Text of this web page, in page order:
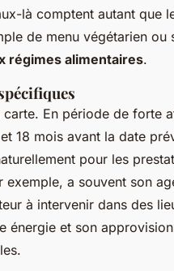
là comptent autant que
de menu végétarien ou
régimes alimentaires.
En période de forte
18 mois avant la date
pour les
a souvent son
à intervenir dans des
et son